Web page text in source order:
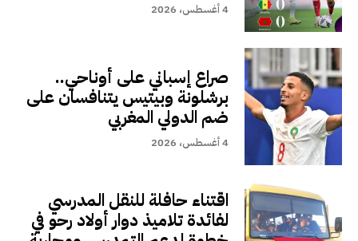
4 أغسطس، 2026
صراع إسباني على أوناحي..
برشلونة وبيتيس يتنافسان على
ضم الدولي المغربي
4 أغسطس، 2026
اقتناء حافلة للنقل المدرسي
لفائدة تلاميذ دوار أولاد رحو في